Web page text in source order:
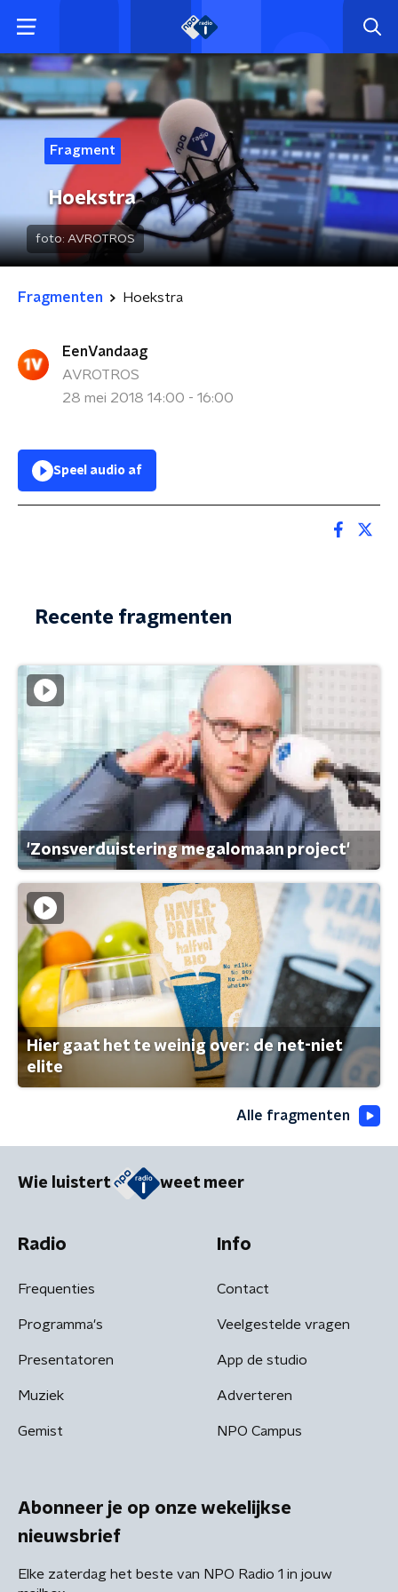
Fragment
Hoekstra
foto: AVROTROS
Fragmenten Hoekstra
EenVandaag
AVROTROS
28 mei 2018 14:00 - 16:00
Speel audio af
Recente fragmenten
'Zonsverduistering megalomaan project'
Hier gaat het te weinig over: de net-niet
elite
Alle fragmenten
Wie luistert weet meer
Radio
Frequenties
Programma's
Presentatoren
Muziek
Gemist
Info
Contact
Veelgestelde vragen
App de studio
Adverteren
NPO Campus
Abonneer je op onze wekelijkse
nieuwsbrief
Elke zaterdag het beste van NPO Radio 1 in jouw